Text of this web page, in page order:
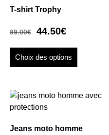
T-shirt Trophy
89.00€ 44.50€
Choix des options
Jeans moto homme